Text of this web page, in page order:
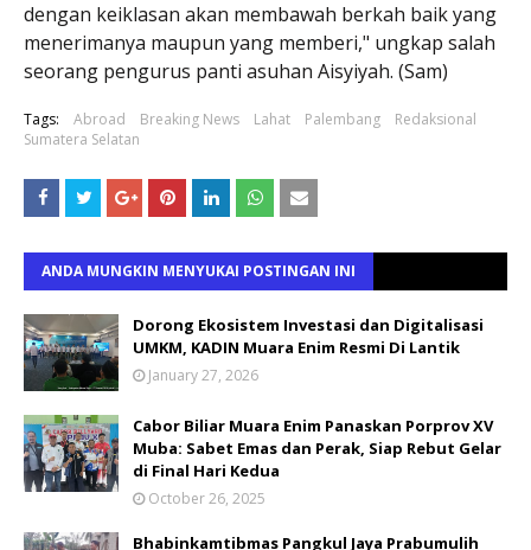
dengan keiklasan akan membawah berkah baik yang
menerimanya maupun yang memberi," ungkap salah
seorang pengurus panti asuhan Aisyiyah. (Sam)
Tags: Abroad Breaking News Lahat Palembang
Redaksional
Sumatera Selatan
ANDA MUNGKIN MENYUKAI POSTINGAN INI
Dorong Ekosistem Investasi dan Digitalisasi
UMKM, KADIN Muara Enim Resmi Di Lantik
January 27, 2026
Cabor Biliar Muara Enim Panaskan Porprov XV
Muba: Sabet Emas dan Perak, Siap Rebut Gelar
di Final Hari Kedua
October 26, 2025
Bhabinkamtibmas Pangkul Jaya Prabumulih